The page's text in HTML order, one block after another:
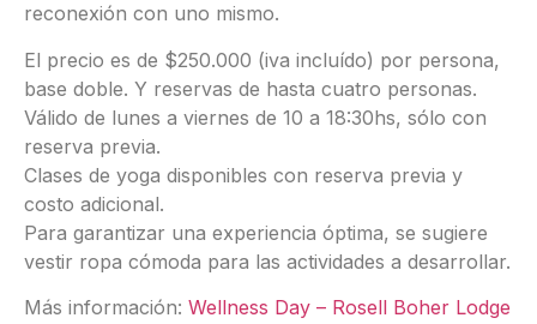
reconexión con uno mismo.
El precio es de $250.000 (iva incluído) por persona,
base doble. Y reservas de hasta cuatro personas.
Válido de lunes a viernes de 10 a 18:30hs, sólo con
reserva previa.
Clases de yoga disponibles con reserva previa y
costo adicional.
Para garantizar una experiencia óptima, se sugiere
vestir ropa cómoda para las actividades a desarrollar.
Más información: Wellness Day – Rosell Boher Lodge